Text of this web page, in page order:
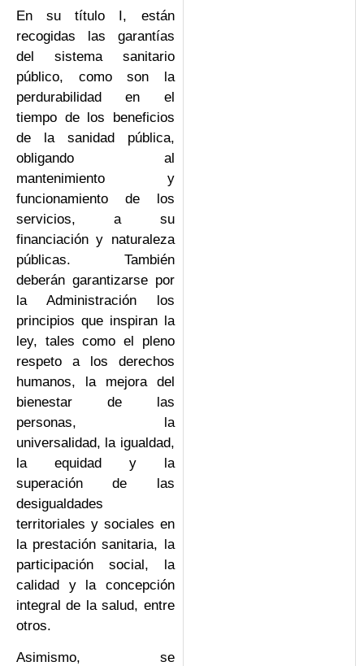
En su título I, están
recogidas las garantías
del sistema sanitario
público, como son la
perdurabilidad en el
tiempo de los beneficios
de la sanidad pública,
obligando al
mantenimiento y
funcionamiento de los
servicios, a su
financiación y naturaleza
públicas. También
deberán garantizarse por
la Administración los
principios que inspiran la
ley, tales como el pleno
respeto a los derechos
humanos, la mejora del
bienestar de las
personas, la
universalidad, la igualdad,
la equidad y la
superación de las
desigualdades
territoriales y sociales en
la prestación sanitaria, la
participación social, la
calidad y la concepción
integral de la salud, entre
otros.
Asimismo, se